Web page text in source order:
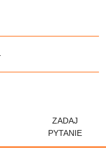
ZADAJ
PYTANIE